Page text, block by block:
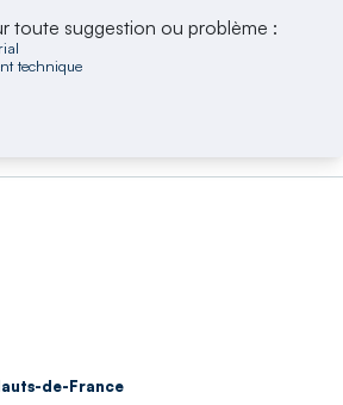
toute suggestion ou problème :
technique
de-France